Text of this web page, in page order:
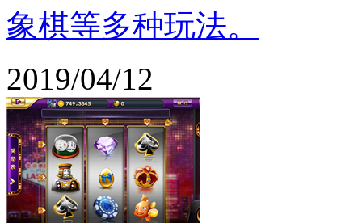
象棋等多种玩法。
2019/04/12